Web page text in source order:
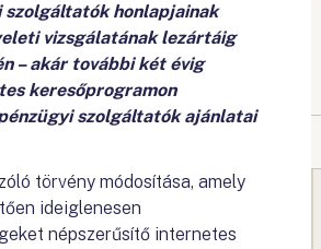
honlapjainak
vizsgálatának lezártáig
– akár további két évig
keresőprogramon
szolgáltatók ajánlatai
törvény módosítása, amely
ideiglenesen
népszerűsítő internetes